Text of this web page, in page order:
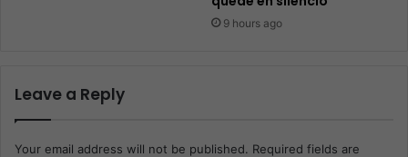
9 hours ago
Leave a Reply
Your email address will not be published. Required fields are